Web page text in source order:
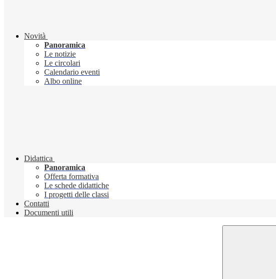
Novità
Panoramica
Le notizie
Le circolari
Calendario eventi
Albo online
Didattica
Panoramica
Offerta formativa
Le schede didattiche
I progetti delle classi
Contatti
Documenti utili